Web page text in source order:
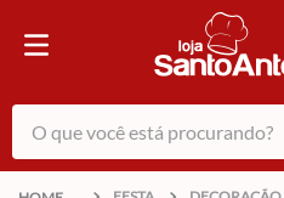
O que você está procurando?